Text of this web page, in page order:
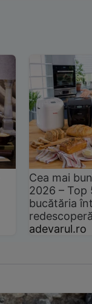
Cea mai
2026 –
bucătăria
adevarul.ro